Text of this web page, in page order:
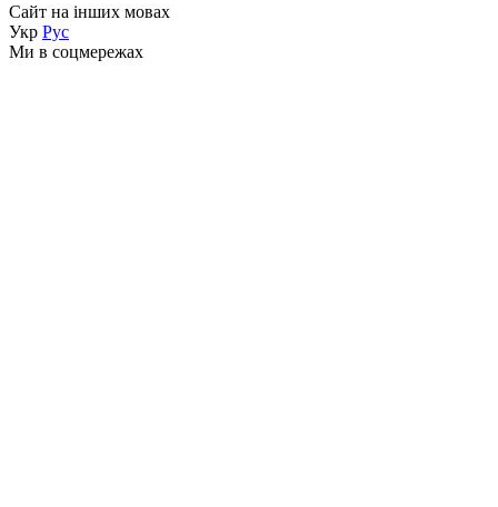
Сайт на інших мовах
Укр Рус
Ми в соцмережах